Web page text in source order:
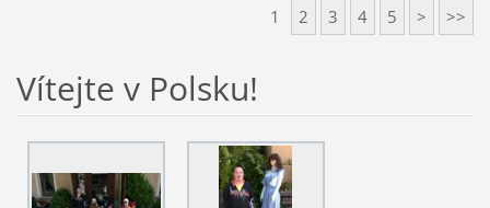
1 2 3 4 5 > >>
Vítejte v Polsku!